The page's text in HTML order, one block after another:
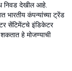
निवड देखील आहे.
भारतीय कंपन्यांच्या ट्रेंड
सेंटिमेंटचे इंडिकेटर
हे मोजण्याची